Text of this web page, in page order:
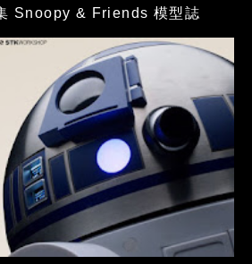
Snoopy & Friends 模型誌